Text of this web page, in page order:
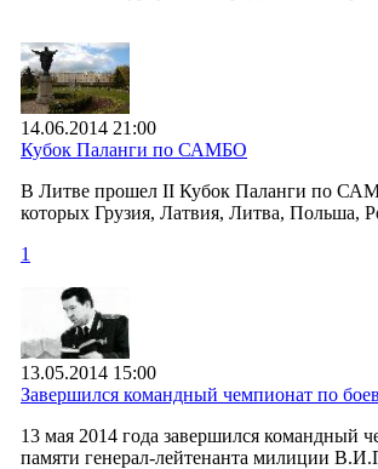
14.06.2014 21:00
Кубок Паланги по САМБО
В Литве прошел II Кубок Паланги по
которых Грузия, Латвия, Литва, Польша,
1
13.05.2014 15:00
Завершился командный чемпионат по
13 мая 2014 года завершился
памяти генерал-лейтенанта милиции